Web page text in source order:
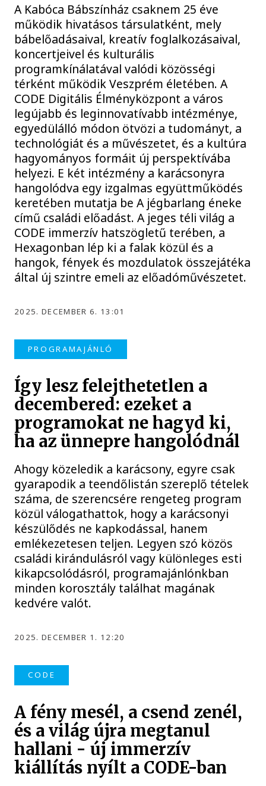
A Kabóca Bábszínház csaknem 25 éve
működik hivatásos társulatként, mely
bábelőadásaival, kreatív foglalkozásaival,
koncertjeivel és kulturális
programkínálatával valódi közösségi
térként működik Veszprém életében. A
CODE Digitális Élményközpont a város
legújabb és leginnovatívabb intézménye,
egyedülálló módon ötvözi a tudományt, a
technológiát és a művészetet, és a kultúra
hagyományos formáit új perspektívába
helyezi. E két intézmény a karácsonyra
hangolódva egy izgalmas együttműködés
keretében mutatja be A jégbarlang éneke
című családi előadást. A jeges téli világ a
CODE immerzív hatszögletű terében, a
Hexagonban lép ki a falak közül és a
hangok, fények és mozdulatok összejátéka
által új szintre emeli az előadóművészetet.
2025. DECEMBER 6. 13:01
PROGRAMAJÁNLÓ
Így lesz felejthetetlen a
decembered: ezeket a
programokat ne hagyd ki,
ha az ünnepre hangolódnál
Ahogy közeledik a karácsony, egyre csak
gyarapodik a teendőlistán szereplő tételek
száma, de szerencsére rengeteg program
közül válogathattok, hogy a karácsonyi
készülődés ne kapkodással, hanem
emlékezetesen teljen. Legyen szó közös
családi kirándulásról vagy különleges esti
kikapcsolódásról, programajánlónkban
minden korosztály találhat magának
kedvére valót.
2025. DECEMBER 1. 12:20
CODE
A fény mesél, a csend zenél,
és a világ újra megtanul
hallani - új immerzív
kiállítás nyílt a CODE-ban